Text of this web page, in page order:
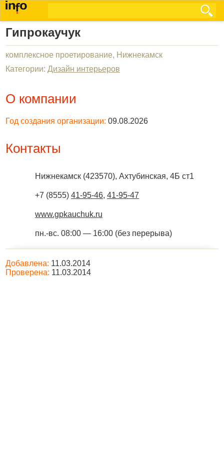
Гипрокаучук
комплексное проетирование, Нижнекамск
Категории: Дизайн интерьеров
О компании
Год создания организации: 09.08.2026
Контакты
Нижнекамск (423570), Ахтубинская, 4Б ст1
+7 (8555) 41-95-46, 41-95-47
www.gpkauchuk.ru
пн.-вс. 08:00 — 16:00 (без перерыва)
Добавлена: 11.03.2014
Проверена: 11.03.2014